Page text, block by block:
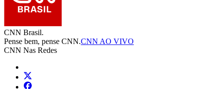
CNN Brasil.
Pense bem, pense CNN.CNN AO VIVO
CNN Nas Redes